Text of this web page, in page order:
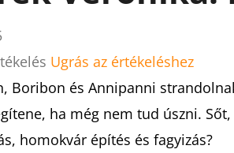
Ugrás az értékeléshez
Boribon és Annipanni
ha még nem tud úszni.
homokvár építés és fagyizás?